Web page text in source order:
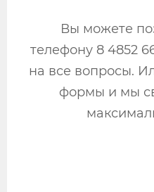
Вы можете
телефону 8 4852
на все вопросы.
формы и мы